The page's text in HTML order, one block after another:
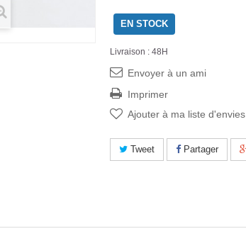
EN STOCK
Livraison : 48H
Envoyer à un ami
Imprimer
Ajouter à ma liste d'envies
Tweet Partager